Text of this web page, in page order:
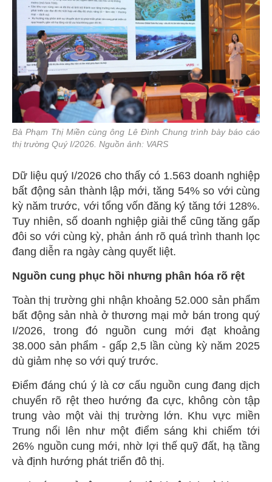
Bà Phạm Thị Miền cùng ông Lê Đình Chung trình bày báo cáo
thị trường Quý I/2026. Nguồn ảnh: VARS
Dữ liệu quý I/2026 cho thấy có 1.563 doanh nghiệp
bất động sản thành lập mới, tăng 54% so với cùng
kỳ năm trước, với tổng vốn đăng ký tăng tới 128%.
Tuy nhiên, số doanh nghiệp giải thể cũng tăng gấp
đôi so với cùng kỳ, phản ánh rõ quá trình thanh lọc
đang diễn ra ngày càng quyết liệt.
Nguồn cung phục hồi nhưng phân hóa rõ rệt
Toàn thị trường ghi nhận khoảng 52.000 sản phẩm
bất động sản nhà ở thương mại mở bán trong quý
I/2026, trong đó nguồn cung mới đạt khoảng
38.000 sản phẩm - gấp 2,5 lần cùng kỳ năm 2025
dù giảm nhẹ so với quý trước.
Điểm đáng chú ý là cơ cấu nguồn cung đang dịch
chuyển rõ rệt theo hướng đa cực, không còn tập
trung vào một vài thị trường lớn. Khu vực miền
Trung nổi lên như một điểm sáng khi chiếm tới
26% nguồn cung mới, nhờ lợi thế quỹ đất, hạ tầng
và định hướng phát triển đô thị.